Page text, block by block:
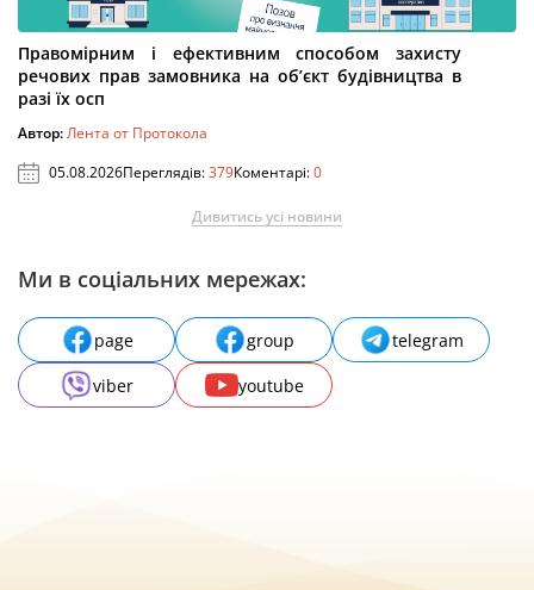
Правомірним і ефективним способом захисту
речових прав замовника на об’єкт будівництва в
разі їх осп
Автор:Лента от Протокола
05.08.2026Переглядів:379Коментарі:0
Дивитись усі новини
Ми в соціальних мережах:
page group
telegram
viber
youtube